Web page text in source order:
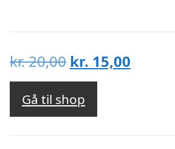
kr.20,00 Den
oprindelige
pris
var:
kr. 20,00.
kr. 15,00
kr.
Gå til shop